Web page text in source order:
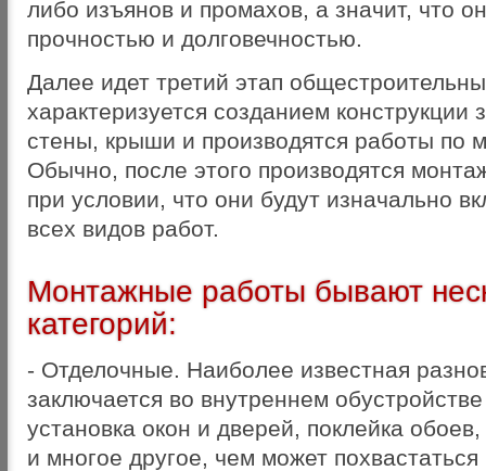
либо изъянов и промахов, а значит, что
прочностью и долговечностью.
Далее идет третий этап
характеризуется созданием конструкции
стены, крыши и производятся работы по
Обычно, после этого производятся
при условии, что они будут изначально
всех видов работ.
Монтажные работы бывают
категорий:
- Отделочные. Наиболее известная
заключается во внутреннем
установка окон и дверей, поклейка
и многое другое, чем может похвастаться